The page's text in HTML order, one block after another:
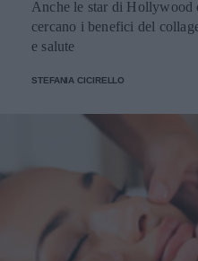
Anche le star di Hollywood
cercano i benefici del
e salute
STEFANIA CICIRELLO